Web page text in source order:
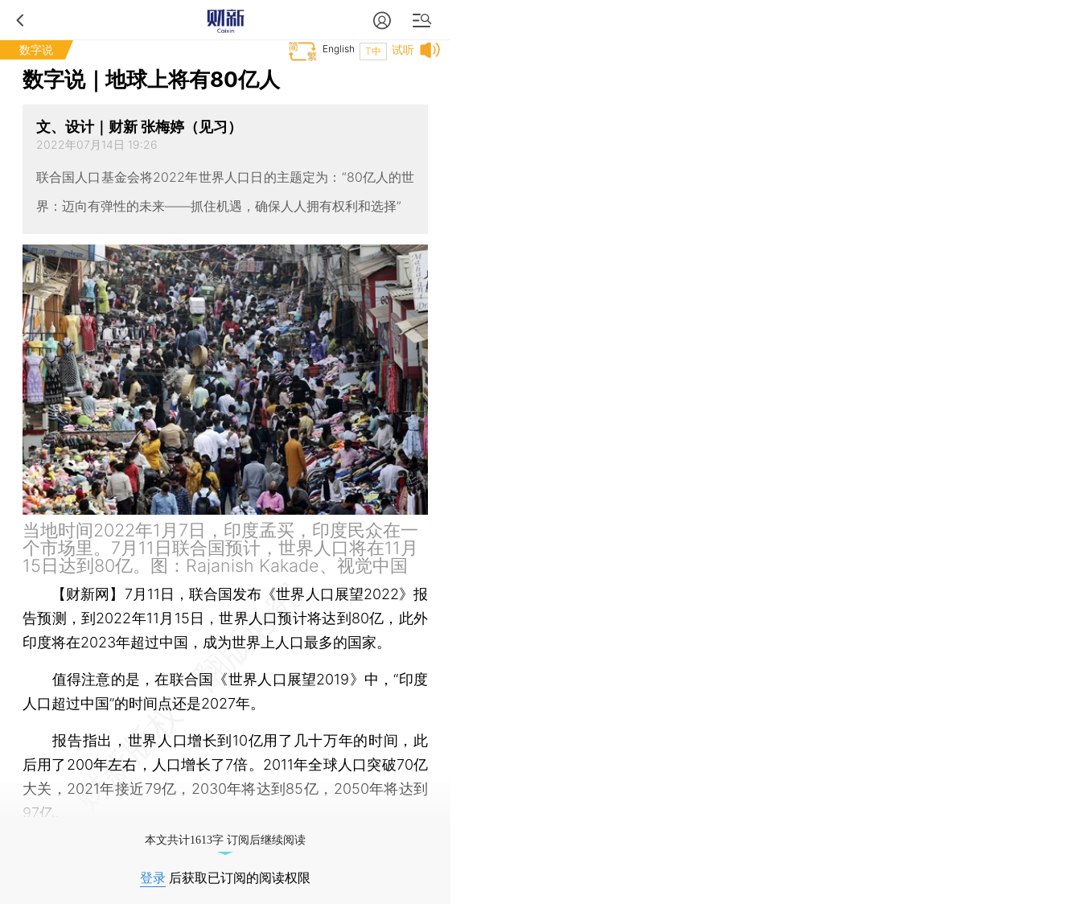
数字说 试听
T中
English
数字说｜地球上将有80亿人
文、设计｜财新 张梅婷（见习）
2022年07月14日 19:26
联合国人口基金会将2022年世界人口日的主题定为：“80亿人的世
界：迈向有弹性的未来——抓住机遇，确保人人拥有权利和选择”
当地时间2022年1月7日，印度孟买，印度民众在一
个市场里。7月11日联合国预计，世界人口将在11月
15日达到80亿。图：Rajanish Kakade、视觉中国
【财新网】 7月11日，联合国发布《世界人口展望2022》报
告预测，到2022年11月15日，世界人口预计将达到80亿，此外
印度将在2023年超过中国，成为世界上人口最多的国家。
值得注意的是，在联合国《世界人口展望2019》中，“印度
人口超过中国”的时间点还是2027年。
报告指出，世界人口增长到10亿用了几十万年的时间，此
后用了200年左右，人口增长了7倍。2011年全球人口突破70亿
大关，2021年接近79亿，2030年将达到85亿，2050年将达到
97亿。
本文共计1613字 订阅后继续阅读
登录 后获取已订阅的阅读权限